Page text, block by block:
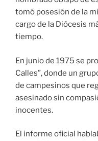
tomó posesión de la
cargo de la Diócesis
tiempo.
En junio de 1975 se
Calles”, donde un
de campesinos que
asesinado sin
inocentes.
El informe oficial